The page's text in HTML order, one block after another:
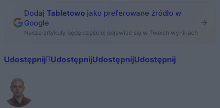
Dodaj Tabletowo jako preferowane źródło w
Google
Nasze artykuły będą częściej pojawiać się w Twoich wynikach
Udostępnij UdostępnijUdostępnijUdostępnij